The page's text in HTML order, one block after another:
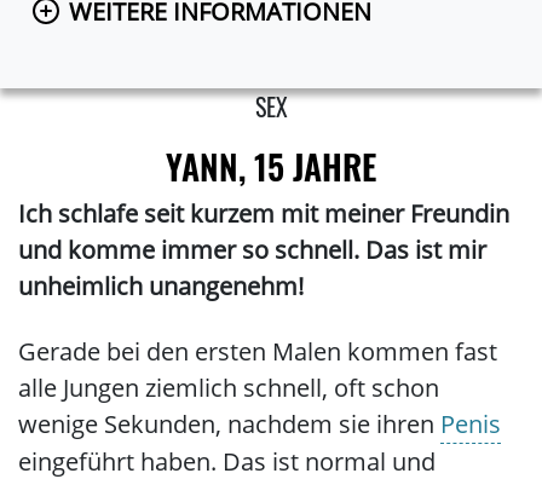
WEITERE INFORMATIONEN
SEX
YANN, 15 JAHRE
Ich schlafe seit kurzem mit meiner Freundin
und komme immer so schnell. Das ist mir
unheimlich unangenehm!
Gerade bei den ersten Malen kommen fast
alle Jungen ziemlich schnell, oft schon
wenige Sekunden, nachdem sie ihren Penis
eingeführt haben. Das ist normal und